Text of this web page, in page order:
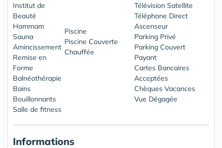
Institut de
Beauté
Hammam
Sauna
Amincissement
Remise en
Forme
Balnéothérapie
Bains
Bouillonnants
Salle de fitness
Piscine
Piscine Couverte
Chauffée
Télévision Satellite
Téléphone Direct
Ascenseur
Parking Privé
Parking Couvert
Payant
Cartes Bancaires
Acceptées
Chèques Vacances
Vue Dégagée
Informations